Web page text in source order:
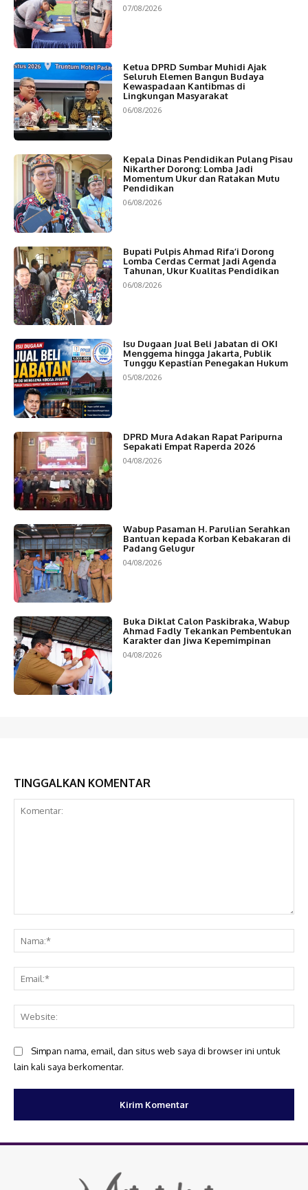
07/08/2026
Ketua DPRD Sumbar Muhidi Ajak
Seluruh Elemen Bangun Budaya
Kewaspadaan Kantibmas di
Lingkungan Masyarakat
06/08/2026
Kepala Dinas Pendidikan Pulang Pisau
Nikarther Dorong: Lomba Jadi
Momentum Ukur dan Ratakan Mutu
Pendidikan
06/08/2026
Bupati Pulpis Ahmad Rifa’i Dorong
Lomba Cerdas Cermat Jadi Agenda
Tahunan, Ukur Kualitas Pendidikan
06/08/2026
Isu Dugaan Jual Beli Jabatan di OKI
Menggema hingga Jakarta, Publik
Tunggu Kepastian Penegakan Hukum
05/08/2026
DPRD Mura Adakan Rapat Paripurna
Sepakati Empat Raperda 2026
04/08/2026
Wabup Pasaman H. Parulian Serahkan
Bantuan kepada Korban Kebakaran di
Padang Gelugur
04/08/2026
Buka Diklat Calon Paskibraka, Wabup
Ahmad Fadly Tekankan Pembentukan
Karakter dan Jiwa Kepemimpinan
04/08/2026
TINGGALKAN KOMENTAR
Simpan nama, email, dan situs web saya di browser ini untuk
lain kali saya berkomentar.